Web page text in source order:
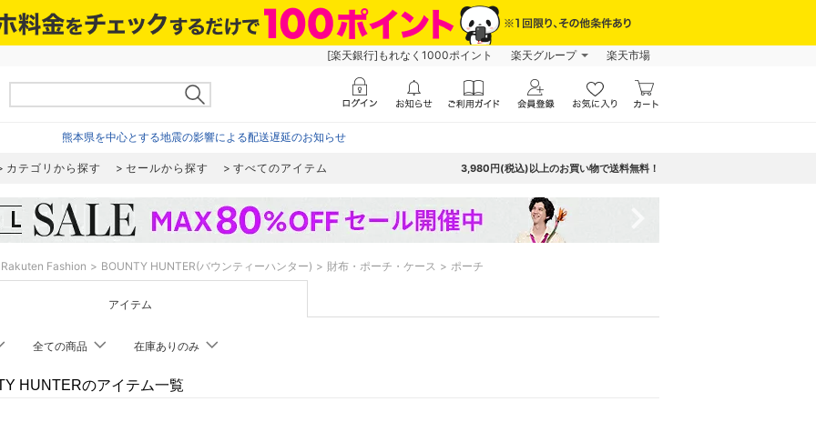
[楽天銀行]もれなく1000ポイント 楽天グループ 楽天市場
熊本県を中心とする地震の影響による配送遅延のお知らせ
カテゴリから探す セールから探す すべてのアイテム 3,980円(税込)以上のお買い物で送料無料！
Rakuten Fashion BOUNTY HUNTER(バウンティーハンター) 財布・ポーチ・ケース ポーチ
アイテム
全ての商品 在庫ありのみ
HUNTERのアイテム一覧